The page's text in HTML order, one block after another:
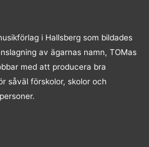
i Hallsberg som bildades
av ägarnas namn, TOMas
med att producera bra
såväl förskolor, skolor och